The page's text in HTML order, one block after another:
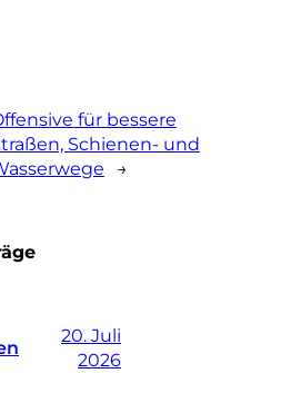
für bessere
Schienen- und
→
20. Juli
2026